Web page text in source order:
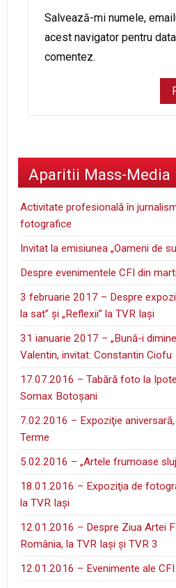
Salvează-mi numele,
acest navigator pentru
comentez.
Aparitii Mass-Media
Activitate profesională în
fotografice
Invitat la emisiunea „Oameni de
Despre evenimentele CFI din
3 februarie 2017 – Despre
la sat” şi „Reflexii” la TVR Iaşi
31 ianuarie 2017 – „Bună-i
Valentin, invitat: Constantin Ciofu
17.07.2016 – Tabără foto la
Somax Botoşani
7.02.2016 – Expoziţie
Terme
5.02.2016 – „Artele frumoase
18.01.2016 – Expoziţia de
la TVR Iaşi
12.01.2016 – Despre Ziua Artei
România, la TVR Iaşi şi TVR 3
12.01.2016 – Evenimente ale